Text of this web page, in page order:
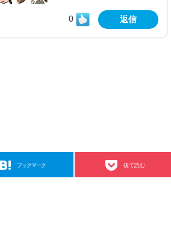
0 返信
ブックマーク 後で読む